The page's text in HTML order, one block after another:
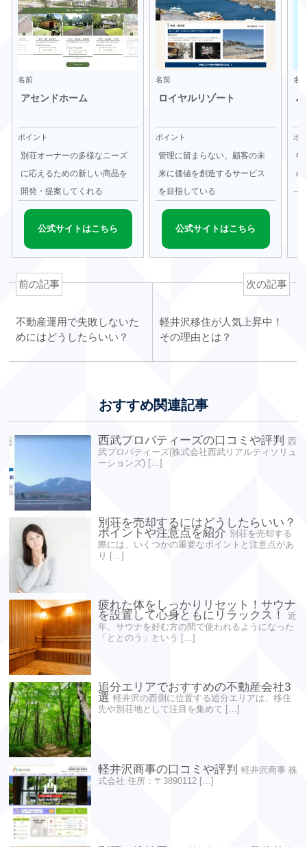
名前
アセンドホーム
ポイント
別荘オーナーの多様なニーズ
に応えるための新しい商品を
開発・提案してくれる
公式サイトはこちら
名前
ロイヤルリゾート
ポイント
管理に留まらない、顧客の未
来に価値を創造するサービス
を目指している
公式サイトはこちら
名
ポ
年
の
前の記事
不動産運用で失敗しないた
めにはどうしたらいい？
次の記事
軽井沢移住が人気上昇中！
その理由とは？
おすすめ関連記事
西武プロパティーズの口コミや評判
西
武プロパティーズ(株式会社西武リアルティソリュ
ーションズ) […]
別荘を売却するにはどうしたらいい？
ポイントや注意点を紹介 別荘を売却する
際には、いくつかの重要なポイントと注意点があ
り […]
疲れた体をしっかりリセット！サウナ
を設置して心身ともにリラックス！
近
年、サウナを好む方の間で使われるようになった
「ととのう」という […]
追分エリアでおすすめの不動産会社3
選 軽井沢の西側に位置する追分エリアは、移住
先や別荘地として注目を集めて […]
軽井沢商事の口コミや評判
軽井沢商事 株
式会社 住所：〒3890112 […]